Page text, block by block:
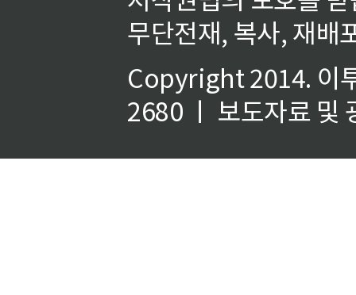
무단전재, 복사, 재배
Copyright 2014. 이
2680 ㅣ 보도자료